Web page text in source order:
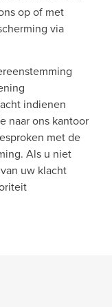
op of met
via
indienen
naar ons kantoor
met de
Als u niet
uw klacht